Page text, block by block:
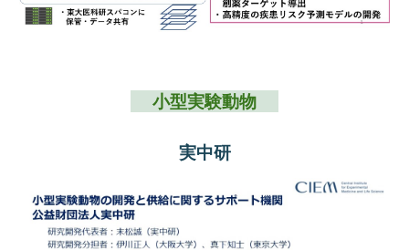
小型実験動物
実中研